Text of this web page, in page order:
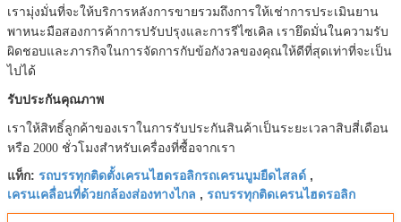
เรามุ่งมั่นที่จะให้บริการหลังการขายรวมถึงการให้เช่าการประเมินยาน
พาหนะมือสองการค้าการปรับปรุงและการรีไซเคิล เรายึดมั่นในความรับ
ผิดชอบและภารกิจในการจัดการกับข้อกังวลของคุณให้ดีที่สุดเท่าที่จะเป็น
ไปได้
รับประกันคุณภาพ
เราให้สิทธิ์ลูกค้าของเราในการรับประกันสินค้าเป็นระยะเวลาสิบสี่เดือน
หรือ 2000 ชั่วโมงสำหรับเครื่องที่ซื้อจากเรา
แท็ก: รถบรรทุกติดตั้งเครนไฮดรอลิกรถเครนบูมยืดไสลด์ ,
เครนเคลื่อนที่ด้วยกล้องส่องทางไกล , รถบรรทุกติดเครนไฮดรอลิก